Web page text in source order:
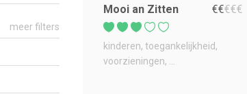
meer filters
Mooi an Zitten €€€€€
kinderen toegankelijkheid
voorzieningen